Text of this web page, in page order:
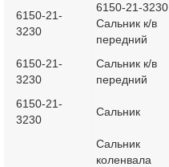
6150-21-
3230
6150-21-3230
Сальник к/в
передний
6150-21-
3230
Сальник к/в
передний
6150-21-
3230
Сальник
Сальник
коленвала